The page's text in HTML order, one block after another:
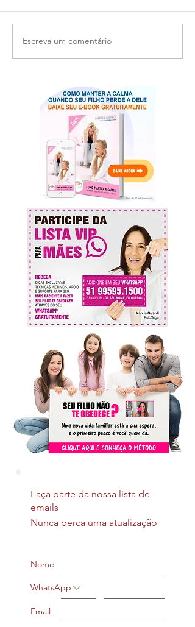
Escreva um comentário
Faça parte da nossa lista de
emails
Nunca perca uma atualização
Nome
WhatsApp
Email